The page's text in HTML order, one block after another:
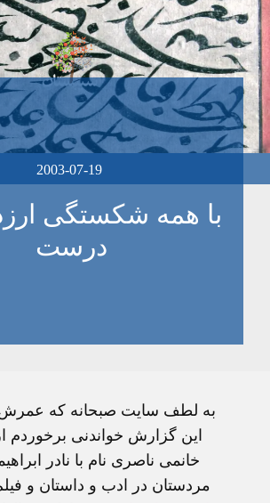
2003-07-19
با همه شکستگی
درست
به لطف سايت صبحانه که عمرش
اين گزارش خواندنی برخوردم
خانمی ناصری نام با نادر
مردستان در ادب و داستان و